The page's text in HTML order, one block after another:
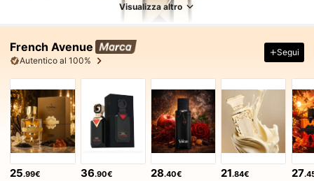
Visualizza altro
French Avenue
Autentico al 100%
Segui
25.99€ 36.90€ 28.40€ 21.84€ 27